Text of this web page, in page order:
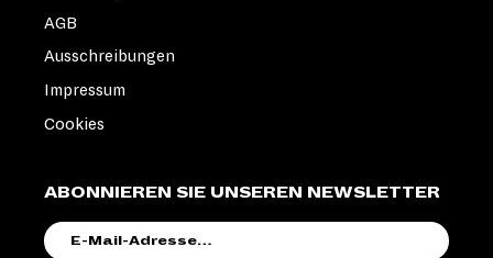
ABONNIEREN SIE UNSEREN NEWSLETTER
MAIL-
AGB
Ausschreibungen
Impressum
Cookies